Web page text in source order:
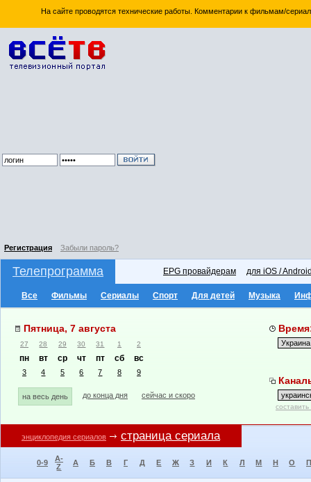
На сайте проводятся технические работы. Комментарии к фильмам/
Регистрация Забыли пароль?
Телепрограмма EPG провайдерам для iOS /
Все Фильмы Сериалы Спорт Для детей Музыка
Пятница, 7 августа
27 28 29 30 31 1 2
пн вт ср чт пт сб вс
3 4 5 6 7 8 9
на весь день до конца дня сейчас и скоро
энциклопедия сериалов страница сериала
0-9
A-
Z
А Б В Г Д Е Ж З И К Л М Н О П